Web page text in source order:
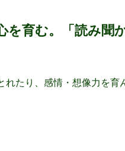
育む。「読み聞
たり、感情・想像力を育